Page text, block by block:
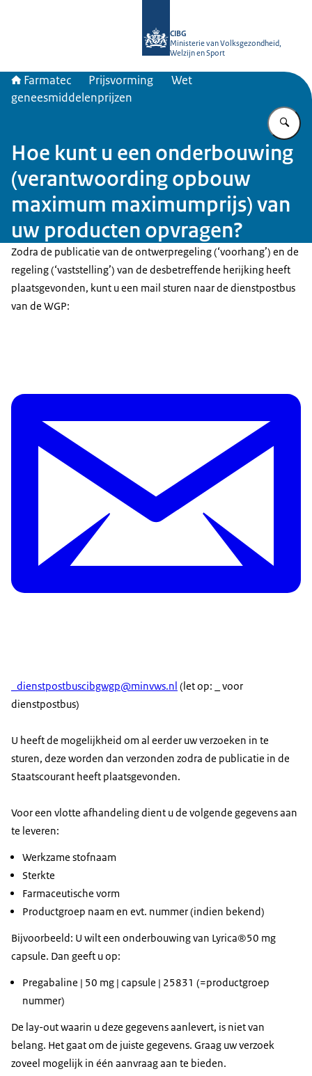
CIBG
Ministerie van Volksgezondheid,
Welzijn en Sport
Farmatec Prijsvorming
Wet
geneesmiddelenprijzen
Hoe kunt u een onderbouwing
(verantwoording opbouw
maximum maximumprijs) van
uw producten opvragen?
Zodra de publicatie van de ontwerpregeling (‘voorhang’) en de
regeling (‘vaststelling’) van de desbetreffende herijking heeft
plaatsgevonden, kunt u een mail sturen naar de dienstpostbus
van de WGP:
_dienstpostbuscibgwgp@minvws.nl (let op: _ voor
dienstpostbus)
U heeft de mogelijkheid om al eerder uw verzoeken in te
sturen, deze worden dan verzonden zodra de publicatie in de
Staatscourant heeft plaatsgevonden.
Voor een vlotte afhandeling dient u de volgende gegevens aan
te leveren:
Werkzame stofnaam
Sterkte
Farmaceutische vorm
Productgroep naam en evt. nummer (indien bekend)
Bijvoorbeeld: U wilt een onderbouwing van Lyrica®50 mg
capsule. Dan geeft u op:
Pregabaline | 50 mg | capsule | 25831 (=productgroep
nummer)
De lay-out waarin u deze gegevens aanlevert, is niet van
belang. Het gaat om de juiste gegevens. Graag uw verzoek
zoveel mogelijk in één aanvraag aan te bieden.